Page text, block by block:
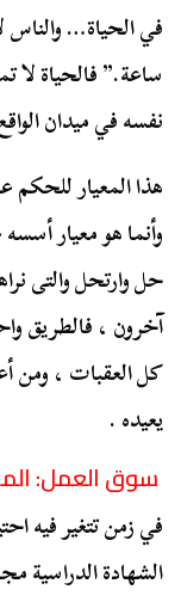
في الحياة…
ساعة.” فالحياة لا
نفسه في ميدان
هذا المعيار للحكم
وأنما هو معيار
حل وارتحل والتى
آخرون ، فالطريق
كل العقبات ، ومن
يعيده .
سوق العمل:
في زمن تتغير فيه
الشهادة الدراسية